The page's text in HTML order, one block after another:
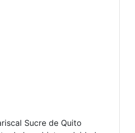
Sucre de Quito